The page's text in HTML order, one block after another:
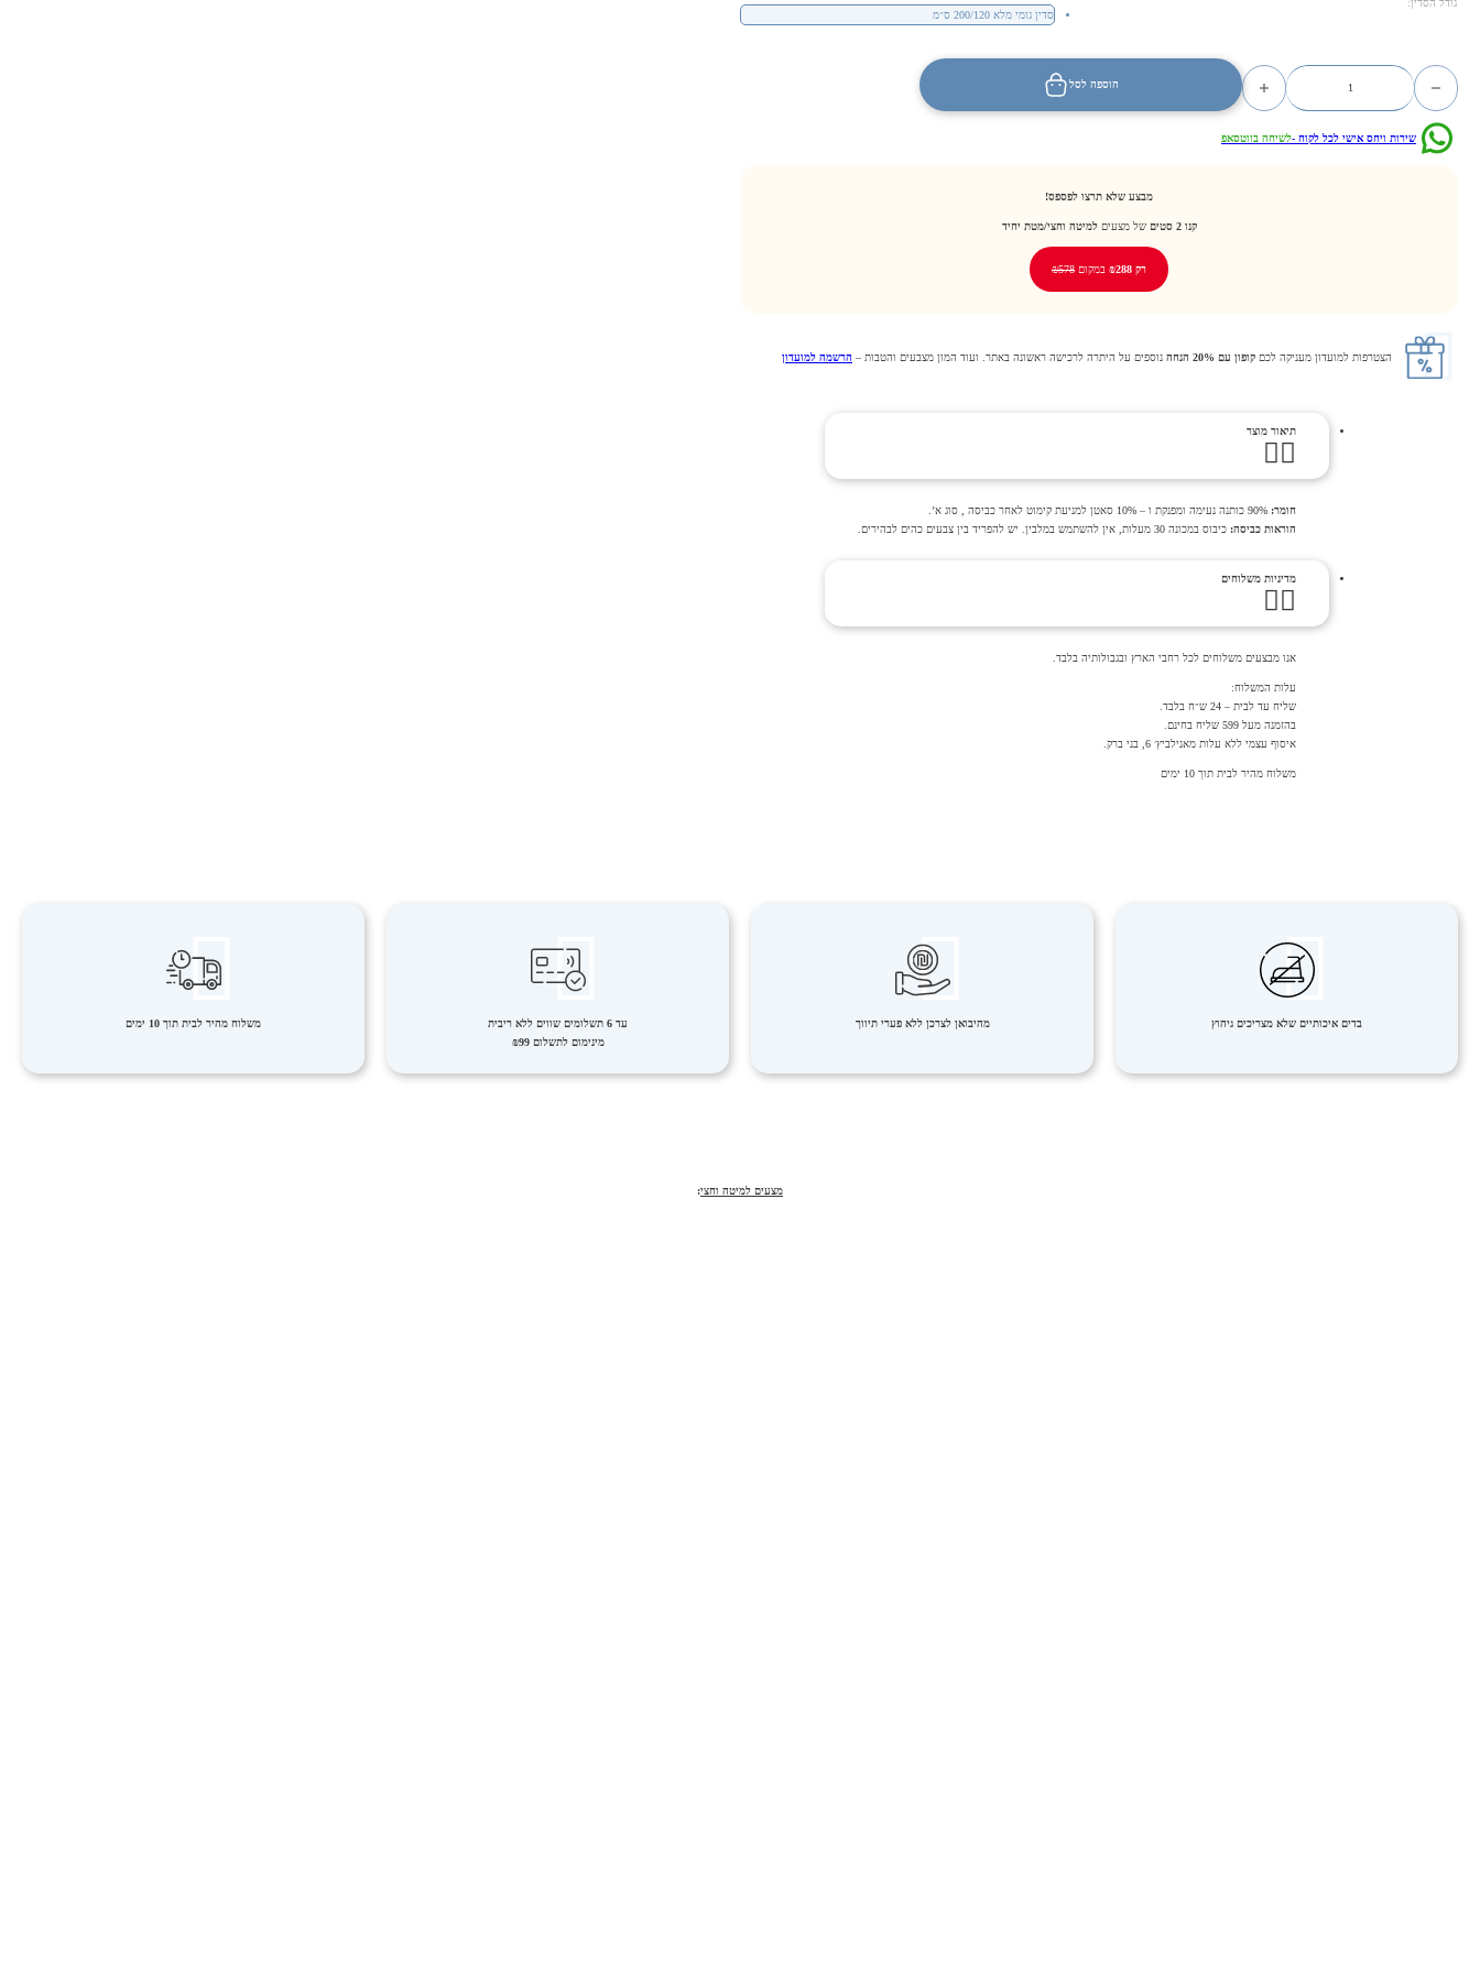
גודל הסדין:
סדין גומי מלא 200/120 ס״מ
כמות של וינטאג' פרחוני
הוספה לסל
שירות ויחס אישי לכל לקוח -לשיחה בווטסאפ
מבצע שלא תרצו לפספס!
קנו 2 סטים של מצעיםלמיטה וחצי/מטת יחיד
רק ₪288 במקום ₪578
הצטרפות למועדון מעניקה לכם קופון עם 20% הנחה נוספים על היתרה לרכישה ראשונה באתר. ועוד המון מצבעים והטבות – הרשמה למועדון
תיאור מוצר
חומר:
הוראות כביסה: כיבוס במכונה 30 מעלות, אין להשתמש במלבין. יש להפריד בין צבעים כהים לבהירים.
מדיניות משלוחים
אנו מבצעים משלוחים לכל רחבי הארץ ובגבולותיה בלבד.
עלות המשלוח:
שליח עד לבית – 24 ש״ח בלבד.
בהזמנה מעל 599 שליח בחינם.
איסוף עצמי ללא עלות מאנילביץ׳ 6, בני ברק.
משלוח מהיר לבית תוך 10 ימים
בדים איכותיים שלא מצריכים גיהוץ מהיבואן לצרכן ללא פערי תיווך
עד 6 תשלומים שווים ללא ריבית
מינימום לתשלום ₪99
משלוח מהיר לבית תוך 10 ימים
מצעים למיטה וחצי: